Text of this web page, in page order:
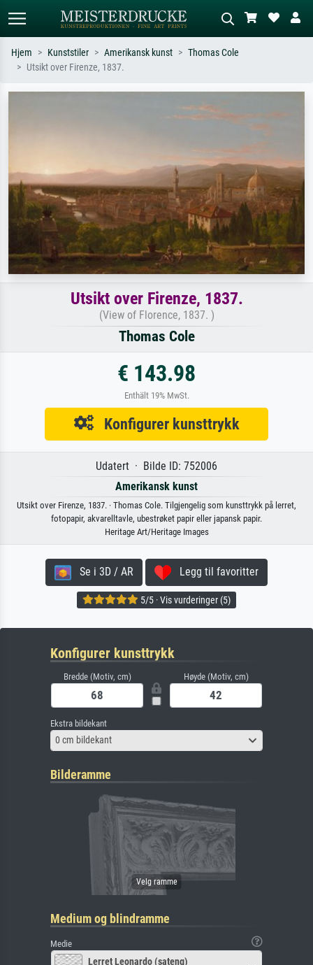
Beskriv scenen – for eksempel grønn
eng, abstrakt med mye rødt, mørkt
oljemaleri, stående akt ved et tre.
Hjem Kunststiler Amerikansk kunst
Thomas Cole
Utsikt over Firenze, 1837.
Utsikt over Firenze, 1837.
(View of Florence, 1837. )
Thomas Cole
€ 143.98
Enthält 19% MwSt.
Konfigurer kunsttrykk
Udatert · Bilde ID: 752006
Amerikansk kunst
Utsikt over Firenze, 1837. · Thomas Cole. Tilgjengelig som kunsttrykk på lerret,
fotopapir, akvarelltavle, ubestrøket papir eller japansk papir.
Heritage Art/Heritage Images
Se i 3D / AR Legg til favoritter
5/5 · Vis vurderinger (5)
Konfigurer kunsttrykk
Bredde (Motiv, cm) Høyde (Motiv, cm)
Ekstra bildekant
0 cm bildekant
Bilderamme
Medium og blindramme
Medie
Lerret Leonardo (sateng)